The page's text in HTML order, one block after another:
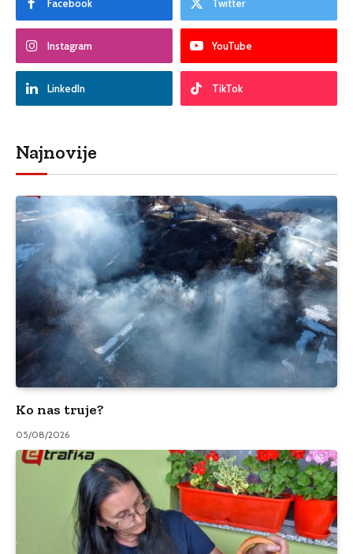
Facebook Twitter
Instagram YouTube
LinkedIn TikTok
Najnovije
Ko nas truje?
05/08/2026